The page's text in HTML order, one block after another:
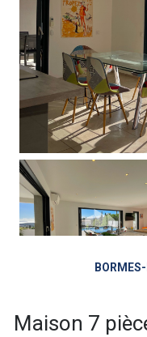
Maison 7 pièce(s) 6 chambre(s) 180